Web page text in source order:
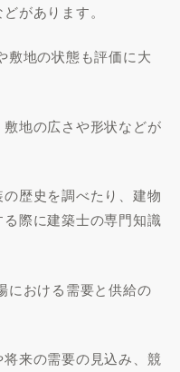
があります。
敷地の状態も評価に大
地の広さや形状などが
歴史を調べたり、建物
際に建築士の専門知識
における需要と供給の
来の需要の見込み、競